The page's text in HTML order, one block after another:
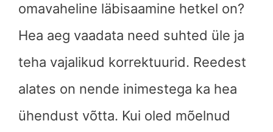
omavaheline läbisaamine hetkel on?
Hea aeg vaadata need suhted üle ja
teha vajalikud korrektuurid. Reedest
alates on nende inimestega ka hea
ühendust võtta. Kui oled mõelnud